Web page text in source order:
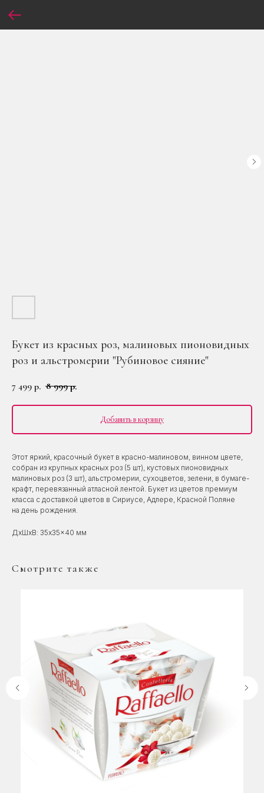
Букет из красных роз, малиновых пионовидных
роз и альстромерии "Рубиновое сияние"
7 499 р. 8 999 р.
Добавить в корзину
Этот яркий, красочный букет в красно-малиновом, винном цвете,
собран из крупных красных роз (5 шт), кустовых пионовидных
малиновых роз (3 шт), альстромерии, сухоцветов, зелени, в бумаге-
крафт, перевязанный атласной лентой. Букет из цветов премиум
класса с доставкой цветов в Сириусе, Адлере, Красной Поляне
на день рождения.
ДxШxВ: 35x35x40 мм
Смотрите также